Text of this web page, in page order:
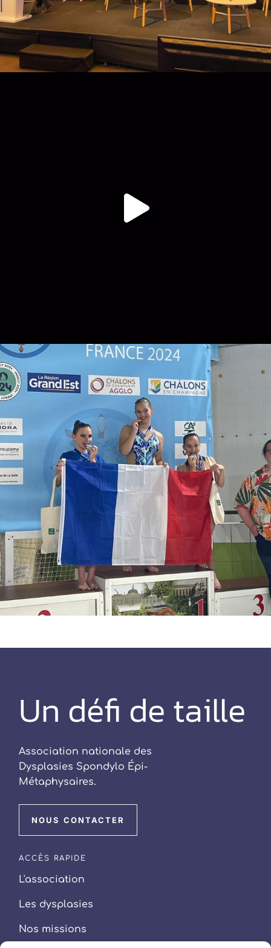
Un défi de taille
Association nationale des
Dysplasies Spondylo Épi-
Métaphysaires.
NOUS CONTACTER
ACCÈS RAPIDE
L'association
Les dysplasies
Nos missions